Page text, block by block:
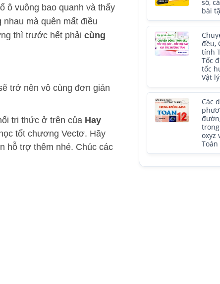
ô vuông bao quanh và thấy
mà quên mất điều
thì trước hết phải cùng
trở nên vô cùng đơn giản
tri thức ở trên của Hay
tốt chương Vectơ. Hãy
hỗ trợ thêm nhé. Chúc các
số,
bài
đều,
tính
Tốc
tốc
Vật
Các
oxyz